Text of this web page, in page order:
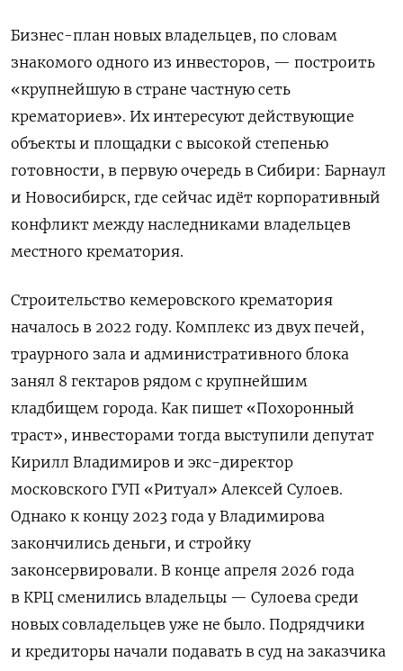
Бизнес-план новых владельцев, по словам
знакомого одного из инвесторов, — построить
«крупнейшую в стране частную сеть
крематориев». Их интересуют действующие
объекты и площадки с высокой степенью
готовности, в первую очередь в Сибири: Барнаул
и Новосибирск, где сейчас идёт корпоративный
конфликт между наследниками владельцев
местного крематория.
Строительство кемеровского крематория
началось в 2022 году. Комплекс из двух печей,
траурного зала и административного блока
занял 8 гектаров рядом с крупнейшим
кладбищем города. Как пишет «Похоронный
траст», инвесторами тогда выступили депутат
Кирилл Владимиров и экс-директор
московского ГУП «Ритуал» Алексей Сулоев.
Однако к концу 2023 года у Владимирова
закончились деньги, и стройку
законсервировали. В конце апреля 2026 года
в КРЦ сменились владельцы — Сулоева среди
новых совладельцев уже не было. Подрядчики
и кредиторы начали подавать в суд на заказчика